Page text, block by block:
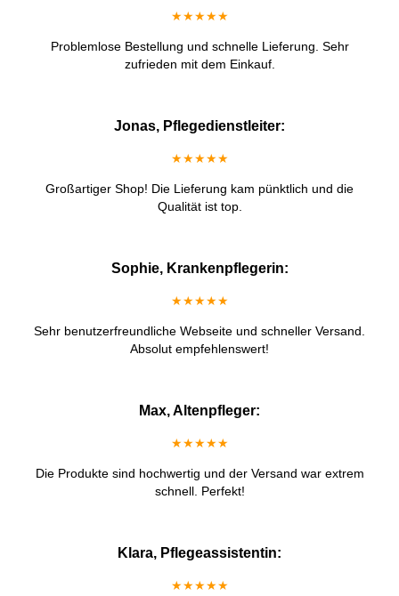
★★★★★
Problemlose Bestellung und schnelle Lieferung. Sehr
zufrieden mit dem Einkauf.
Jonas, Pflegedienstleiter:
★★★★★
Großartiger Shop! Die Lieferung kam pünktlich und die
Qualität ist top.
Sophie, Krankenpflegerin:
★★★★★
Sehr benutzerfreundliche Webseite und schneller Versand.
Absolut empfehlenswert!
Max, Altenpfleger:
★★★★★
Die Produkte sind hochwertig und der Versand war extrem
schnell. Perfekt!
Klara, Pflegeassistentin:
★★★★★